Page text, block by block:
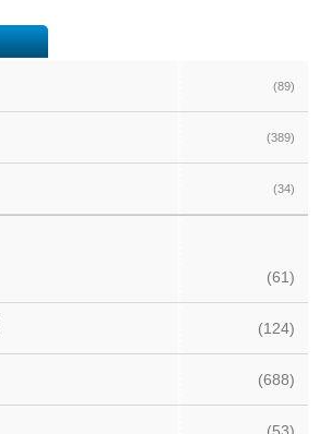
(89)
(389)
(34)
(61)
(124)
(688)